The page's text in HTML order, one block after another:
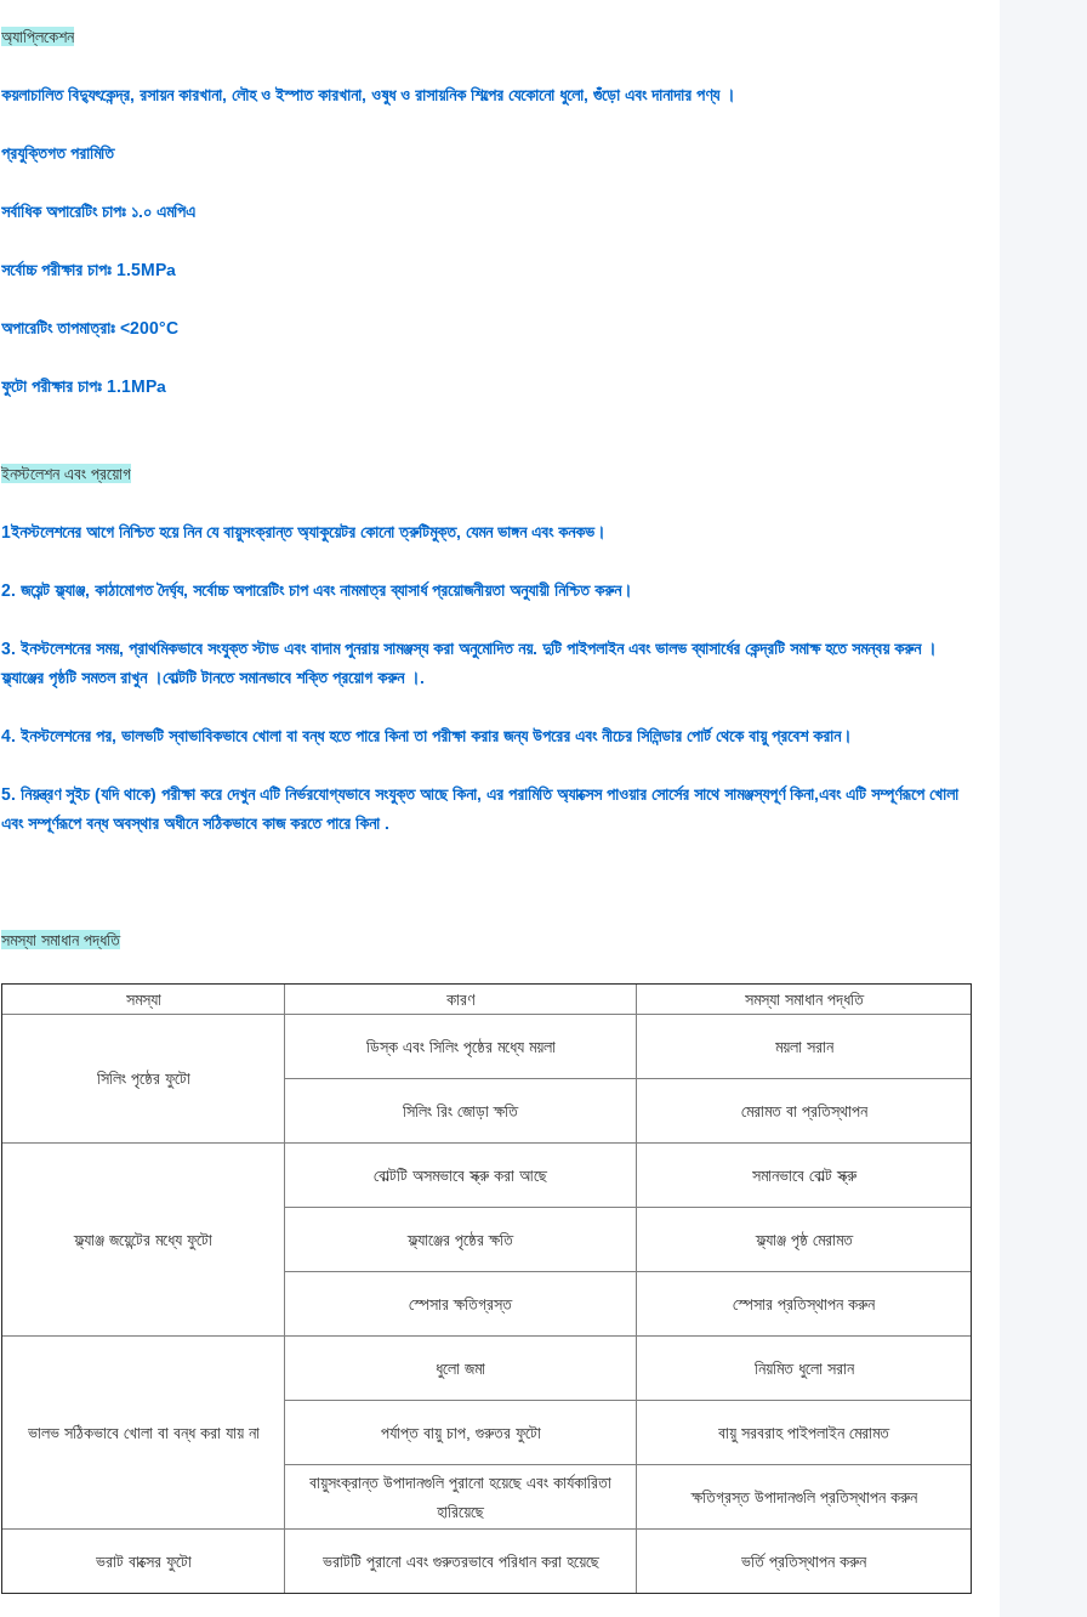
অ্যাপ্লিকেশন
কয়লাচালিত বিদ্যুৎকেন্দ্র, রসায়ন কারখানা, লৌহ ও ইস্পাত কারখানা, ওষুধ ও রাসায়নিক শিল্পের যেকোনো ধুলো, গুঁড়ো এবং দানাদার পণ্য ।
প্রযুক্তিগত পরামিতি
সর্বাধিক অপারেটিং চাপঃ ১.০ এমপিএ
সর্বোচ্চ পরীক্ষার চাপঃ 1.5MPa
অপারেটিং তাপমাত্রাঃ <200°C
ফুটো পরীক্ষার চাপঃ 1.1MPa
ইনস্টলেশন এবং প্রয়োগ
1ইনস্টলেশনের আগে নিশ্চিত হয়ে নিন যে বায়ুসংক্রান্ত অ্যাকুয়েটর কোনো ত্রুটিমুক্ত, যেমন ভাঙ্গন এবং কনকভ।
2. জয়েন্ট ফ্ল্যাঞ্জ, কাঠামোগত দৈর্ঘ্য, সর্বোচ্চ অপারেটিং চাপ এবং নামমাত্র ব্যাসার্ধ প্রয়োজনীয়তা অনুযায়ী নিশ্চিত করুন।
3. ইনস্টলেশনের সময়, প্রাথমিকভাবে সংযুক্ত স্টাড এবং বাদাম পুনরায় সামঞ্জস্য করা অনুমোদিত নয়. দুটি পাইপলাইন এবং ভালভ ব্যাসার্ধের কেন্দ্রটি সমাক্ষ হতে সমন্বয় করুন ।
ফ্ল্যাঞ্জের পৃষ্ঠটি সমতল রাখুন ।বোল্টটি টানতে সমানভাবে শক্তি প্রয়োগ করুন ।.
4. ইনস্টলেশনের পর, ভালভটি স্বাভাবিকভাবে খোলা বা বন্ধ হতে পারে কিনা তা পরীক্ষা করার জন্য উপরের এবং নীচের সিলিন্ডার পোর্ট থেকে বায়ু প্রবেশ করান।
5. নিয়ন্ত্রণ সুইচ (যদি থাকে) পরীক্ষা করে দেখুন এটি নির্ভরযোগ্যভাবে সংযুক্ত আছে কিনা, এর পরামিতি অ্যাক্সেস পাওয়ার সোর্সের সাথে সামঞ্জস্যপূর্ণ কিনা,এবং এটি সম্পূর্ণরূপে খোলা
এবং সম্পূর্ণরূপে বন্ধ অবস্থার অধীনে সঠিকভাবে কাজ করতে পারে কিনা .
সমস্যা সমাধান পদ্ধতি
সমস্যা কারণ সমস্যা সমাধান পদ্ধতি
সিলিং পৃষ্ঠের ফুটো
ডিস্ক এবং সিলিং পৃষ্ঠের মধ্যে ময়লা ময়লা সরান
সিলিং রিং জোড়া ক্ষতি মেরামত বা প্রতিস্থাপন
ফ্ল্যাঞ্জ জয়েন্টের মধ্যে ফুটো
বোল্টটি অসমভাবে স্ক্রু করা আছে সমানভাবে বোল্ট স্ক্রু
ফ্ল্যাঞ্জের পৃষ্ঠের ক্ষতি ফ্ল্যাঞ্জ পৃষ্ঠ মেরামত
স্পেসার ক্ষতিগ্রস্ত স্পেসার প্রতিস্থাপন করুন
ভালভ সঠিকভাবে খোলা বা বন্ধ করা যায় না
ধুলো জমা নিয়মিত ধুলো সরান
পর্যাপ্ত বায়ু চাপ, গুরুতর ফুটো বায়ু সরবরাহ পাইপলাইন মেরামত
বায়ুসংক্রান্ত উপাদানগুলি পুরানো হয়েছে এবং কার্যকারিতা
হারিয়েছে
ক্ষতিগ্রস্ত উপাদানগুলি প্রতিস্থাপন করুন
ভরাট বাক্সের ফুটো ভরাটটি পুরানো এবং গুরুতরভাবে পরিধান করা হয়েছে ভর্তি প্রতিস্থাপন করুন